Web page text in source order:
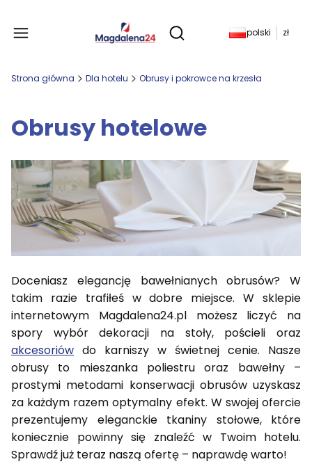
Otwórz wyszukiwarkę
Produkty w
polski zł
Strona główna Dla hotelu Obrusy i pokrowce na krzesła
Obrusy hotelowe
Doceniasz elegancję bawełnianych obrusów? W
takim razie trafiłeś w dobre miejsce. W sklepie
internetowym Magdalena24.pl możesz liczyć na
spory wybór dekoracji na stoły, pościeli oraz
akcesoriów do karniszy w świetnej cenie. Nasze
obrusy to mieszanka poliestru oraz bawełny –
prostymi metodami konserwacji obrusów uzyskasz
za każdym razem optymalny efekt. W swojej ofercie
prezentujemy eleganckie tkaniny stołowe, które
koniecznie powinny się znaleźć w Twoim hotelu.
Sprawdź już teraz naszą ofertę – naprawdę warto!